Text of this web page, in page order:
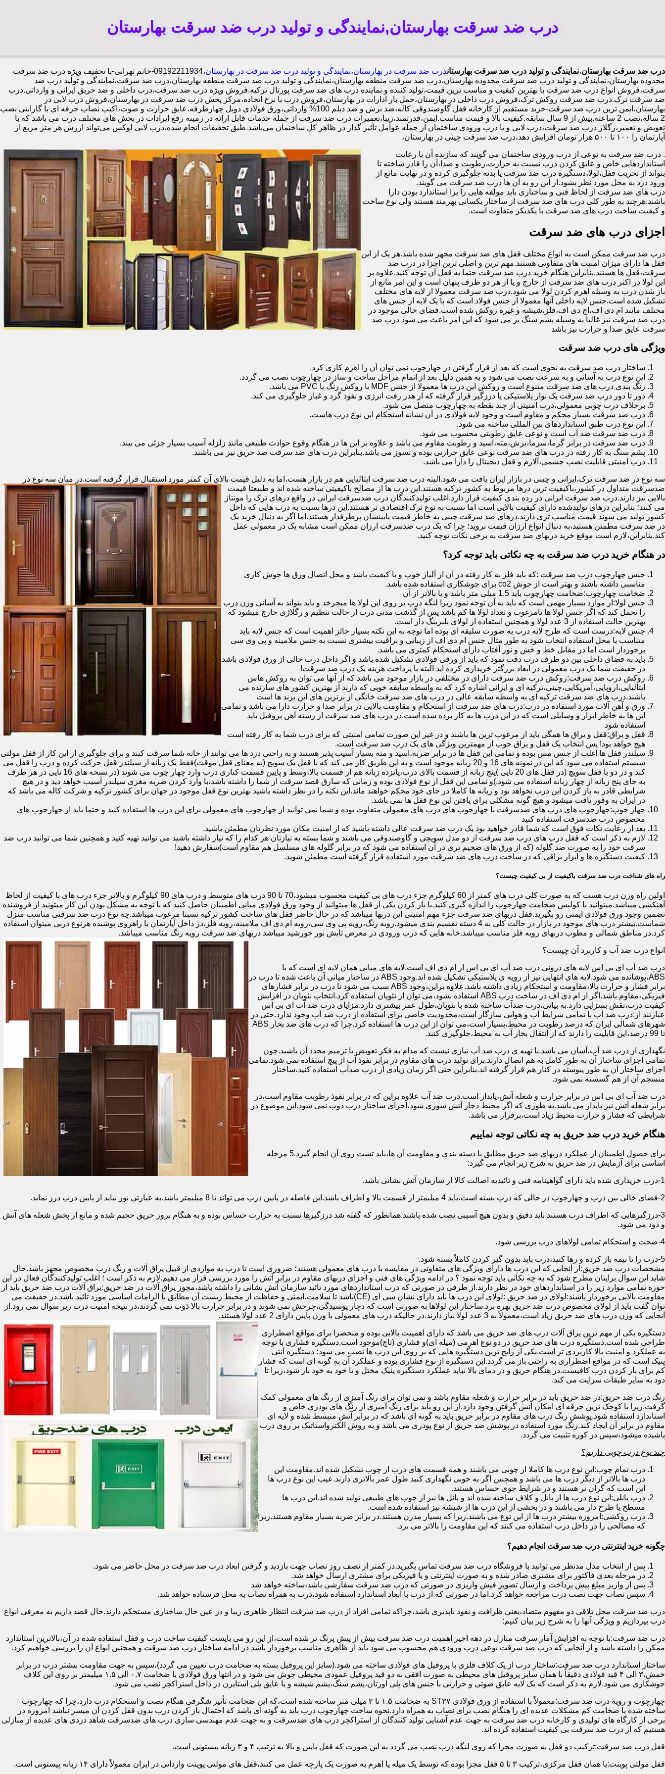
درب ضد سرقت بهارستان,نمایندگی و تولید درب ضد سرقت بهارستان
درب ضد سرقت بهارستان،نمایندگی و تولید درب ضد سرقت بهارستاندرب ضد سرقت در بهارستان،نمایندگی و تولید درب ضد سرقت در بهارستان
،09192211934-خانم تهرانی-با تخفیف ویژه درب ضد سرقت
محدوده بهارستان،نمایندگی و تولید درب ضد سرقت محدوده بهارستان،درب ضد سرقت منطقه بهارستان،نمایندگی و تولید درب ضد سرقت منطقه بهارستان،درب ضد سرقت،نمایندگی و تولید درب ضد
سرقت،فروش انواع درب ضد سرقت با بهترین کیفیت و مناسب ترین قیمت،تولید کننده و نماینده درب های ضد سرقت پورتال ترکیه.فروش ویژه درب ضد سرقت،درب داخلی و ضد حریق ایرانی و وارداتی.درب
ضد سرقت ترک.درب ضد سرقت روکش ترک،فروش درب داخلی در بهارستان،حمل بار ادارات در بهارستان،فروش درب با نرخ اتحاده،مرکز پخش درب ضد سرقت در بهارستان،فروش درب لابی در
بهارستان،ایمن ترین درب ضد سرقت-خرید مستقیم از کارخانه قفل گاوصندوقی کاله،ضد برش و ضد دیلم 100% وارداتی،ورق فولادی دوبل چهارطرفه،عایق حرارت و صوت،اکیپ نصاب حرفه ای با گارانتی نصب
2 ساله،نصب 2 ساعته.بیش از 9 سال سابقه.کیفیت بالا و قیمت مناسب.ایمن،قدرتمند،زیبا،تعمیرات درب ضد سرقت از جمله خدمات قابل ارائه در زمینه رفع ایرادات در بخش های مختلف درب می باشد که با
تعویض و تعمیر،رگلاژ درب ضد سرقت،درب لابی و یا درب ورودی ساختمان از جمله عوامل تأثیر گذار در ظاهر کل ساختمان می‌باشد.طبق تحقیقات انجام شده،درب لابی لوکس می‌تواند ارزش هر متر مربع از
آپارتمان را ۱۰۰ تا ۵۰۰ هزار تومان افزایش دهد،درب ضد سرقت چینی در بهارستان،
. درب ضد سرقت به نوعی از درب ورودی ساختمان می گویند که سازنده آن با رعایت
استانداردهایی خاص و عایق کردن درب نسبت به حرارت،رطوبت و صدا،آن را قادر ساخته تا
بتواند از تخریب قفل،لولا،دستگیره درب ضد سرقت یا بدنه جلوگیری کرده و در نهایت مانع از
ورود دزد به محل مورد نظر بشود.از این رو به آن ها درب ضد سرقت می گویند.
درب های ضد سرقت از لحاظ فنی و ساختاری باید مولفه هایی را برا استاندارد بودن دارا
باشند.هرچند به طور کلی درب های ضد سرقت از ساختار یکسانی بهرمند هستند ولی نوع ساخت
و کیفیت ساخت درب های ضد سرقت با یکدیکر متفاوت است.
اجزای درب های ضد سرقت
درب ضد سرقت ممکن است به انواع مختلف قفل های ضد سرقت مجهز شده باشد.هر یک از این
قفل ها دارای میزان امنیت های متفاوتی هستند.مهم ترین و اصلی ترین اجزا در درب ضد
سرقت،قفل ها هستند.بنابراین هنگام خرید درب ضد سرقت حتما به قفل آن توجه کنید.علاوه بر
این لولا در اکثر درب های ضد سرقت از خارج و یا از هر دو طرف پنهان است و این امر مانع از
باز شدن درب به وسیله اهرم کردن لولا می شود.درب ضد سرقت معمولا از لایه های مختلف
تشکیل شده است.جنس لایه داخلی آنها معمولا از جنس فولاد است که با یک لایه از جنس های
مختلف مانند ام دی اف،اچ دی اف،فلز،شیشه و غیره روکش شده است.فضای خالی موجود در
درب ضد سرقت نیز غالبا به وسیله پشم سنگ پر می شود که این امر باعث می شود درب ضد
سرقت عایق صدا و حرارت نیز باشد
ویژگی های درب ضد سرقت
ساختار درب ضد سرقت به نحوی است که بعد از قرار گرفتن در چهارچوب نمی توان آن را اهرم کاری کرد.
این نوع درب به آسانی و به سرعت نصب می شود و به همین دلیل بعد از اتمام مراحل ساخت و ساز در چهارچوب نصب می گردد.
رنگ بندی درب های ضد سرقت متنوع است و روکش این درب ها معمولا از جنس MDF با روکش رنگ یا PVC می باشد.
دور تا دور درب ضد سرقت یک نوار پلاستیکی یا درزگیر قرار گرفته که از هدر رفت انرژی و نفوذ گرد و غبار جلوگیری می کند.
برخلاف درب چوبی معمولی،درب امنیتی از چند نقطه به چهارچوب متصل می شود.
درب ضد سرقت بسیار محکم و مقاوم است و وجود لایه فولادی در آن نشانه استحکام این نوع درب هاست.
این نوع درب طبق استانداردهای بین المللی ساخته می شود.
درب ضد سرقت ضد آب است و نوعی عایق رطوبتی محسوب می شود.
درب ضد سرقت در برابر گرما،سرما،برش،مته،اسید و رطوبت مقاوم می باشد و علاوه بر این ها در هنگام وقوع حوادث طبیعی مانند زلزله آسیب بسیار جزئی می بیند.
پشم سنگ به کار رفته در درب های ضد سرقت نوعی عایق حرارتی بوده و نسوز می باشد.بنابراین درب های ضد سرقت ضد حریق نیز می باشند.
درب امنیتی قابلیت نصب چشمی،آلارم و قفل دیجیتال را دارا می باشد.
سه نوع در ضد سرقت ترک،ایرانی و چینی در بازار ایران یافت می شود.البته درب ضد سرقت ایتالیایی هم در بازار هست،اما به دلیل قیمت بالای آن کمتر مورد استقبال قرار گرفته است.در میان سه نوع در
ضدسرقت متداول در کشور،باکیفیت ترین درها مربوط به کشور ترکیه هستند.این درب ها از مصالح باکیفیتی ساخته شده اند و طبیعتا قیمت
بالایی نیز دارند.درب ضد سرقت ایرانی در رده بندی کیفیت قرار دارد.اغلب تولیدکنندگان درب ضدسرقت ایرانی در واقع درهای ترک را مونتاژ
می کنند؛ بنابراین درهای تولیدشده دارای کیفیت بالایی است اما نسبت به نوع ترک اقتصادی تر هستند.این درها نسبت به درب هایی که داخل
کشور تولید می شوند قیمت مناسب تری دارند.درهای ضد سرقت چینی به خاطر قیمت پایینشان پرطرفدار هستند.اما اگر به دنبال خرید یک
در ضد سرقت مطمئن هستید،به دنبال انواع ارزان قیمت نروید؛ چرا که یک درب ضدسرقت ارزان ممکن است مشابه یک در معمولی عمل
کند.بنابراین،لازم است موقع خرید دربهای ضد سرقت به برخی نکات توجه کنید.
در هنگام خرید درب ضد سرقت به چه نکاتی باید توجه کرد؟
جنس چهارچوب درب ضد سرقت :که باید فلز به کار رفته در آن از آلیاژ خوب و با کیفیت باشد و محل اتصال ورق ها جوش کاری
مناسبی داشته باشند و بهتر است از جوش co2 برای جوشکاری استفاده شده باشد.
ضخامت چهارچوب:ضخامت چهارچوب باید 1.5 میلی متر باشد و یا بالاتر از آن
جنس لولا:از موارد بسیار مهمی است که باید به آن توجه نمود زیرا لنگه درب بر روی این لولا ها میچرخد و باید بتواند به آسانی وزن درب
را تحمل کند که اگر جنس لولا ها نامرغوب و تعداد لولا ها کم باشد پس از گذشت مدتی درب از حالت تنظیم و رگلاژی خارج میشود که
بهترین حالت استفاده از 3 عدد لولا و همچنین استفاده از لولای بلبرینگ دار است.
جنس لایه:درست است که طرح لایه درب به صورت سلیقه ای بوده اما توجه به این نکته بسیار حائز اهمیت است که جنس لایه باید
متناسب با محل استفاده انتخاب شود به طور مثال جنس ام دی اف از زیبایی و براقیت بیشتری نسبت به جنس ملامینه و پی وی سی
برخوردار است اما در مقابل خط و خش و نور آفتاب دارای استحکام کمتری می باشد.
باید به فضای داخلی بین دو طرف درب دقت نمود که باید از ورقی فولادی تشکیل شده باشد و اگر داخل درب خالی از ورق فولادی باشد
در حقیقت شما یک درب معمولی در ابعاد بزرگتر خریداری کرده اید البته با پرداخت هزینه یک درب ضد سرقت!
روکش درب ضد سرقت:روکش درب ضد سرقت دارای در مختلفی در بازار موجود می باشد که از آنها می توان به روکش هاس
ایتالیایی،اروپایی،آمریکایی،چینی،ترکیه ای و ایرانی اشاره کرد که به واسطه سابقه خوبی که دارند از بهترین کشور های سازنده می
باشند.درب های ضد سرقت ترکیه ای به واسطه سابقه عالی در درب های ضد سرقت خانگی از برترین های این برند ها است
ورق و آهن آلات مورد استفاده در درب:درب های ضد سرقت از استحکام و مقاومت بالایی در برابر صدا و حرارت دارا می باشد و تمامی
این ها به خاطر ابزار و وسایلی است که در این درب ها به کار برده شده است.در درب های ضد سرقت از رشته آهن پروفیل باید
استفاده شود
قفل و یراق:قفل و یراق ها همگی باید از مرغوب ترین ها باشند و در غیر این صورت تمامی امنیتی که برای درب شما به کار رفته است
هیچ خواهد بود! پس انتخاب یک قفل و یراق خوب از مهمترین ویژگی های یک درب ضد سرقت است.
سیلندر قفل ها اغلب از جنس مس بوده و تمامی این قفل ها در برابر ضربه،اسید و مته بسیار آسیب پذیر هستند و به راحتی دزد ها می توانند از خانه شما سرقت کنند و برای جلوگیری از این کار از قفل مولتی
سیستم استفاده می شود که این در نمونه های 16 و 20 زبانه موجود است و به این طریق کار می کند که با قفل یک سویچ (به معنای قفل موقت)فقط یک زبانه از سیلندر قفل حرکت کرده و درب را قفل می
کند و در دو با قفل سویچ (در قفل های 20 تایی )پنج زبانه از قسمت بالای درب،پانزده زبانه هم از قسمت بالا،وسط و پایین قسمت کناری درب وارد چهار چوب می شوند (در نسخه های 16 تایی در هر طرف
به جای پنج زبانه از چهار زبانه استفاده می شود.)و تمامی این قفل از نوع فولادی بوده و زمانی که سارق قصد سرقت از شما را داشته باشد،با وارد کردن ضربه مغزی سیلندر آسیب خواهد دید و در هیچ
شرایطی قادر به باز کردن این درب نخواهد بود و زبانه ها کاملا در جای خود محکم خواهند ماند.این نکته را در نظر داشته باشید بهترین نوع قفل موجود در جهان برای کشور ترکیه و شرکت کاله می باشد که
در ایران به وفور یافت میشود و هیچ گونه مشکلی برای یافتن این نوع قفل ها نمی باشد.
چهار چوب:چهارچوب های درب های ضدسرقت با چهارچوب های درب های معمولی متفاوت بوده و شما نمی توانید از چهارچوب های معمولی برای این درب ها استفاده کنید و حتما باید از چهارچوب های
مخصوص درب ضدسرقت استفاده کنید
بعد از رعایت نکات فوق است که شما قادر خواهید بود یک درب ضد سرقت عالی داشته باشید که از امنیت مکان مورد نظرتان مطمئن باشید.
لازم به ذکر است که قفل درب های درب ضد سرقت از دو مدل سویچی و گاوصندوقی می باشند و شما بسته به نیازتان هر کدام را که نیاز داشته باشید می توانید تهیه کنید و همچنین شما می توانید درب ضد
سرقت خود را به صورت ضد گلوله (که از ورق های ضخیم تری در آن استفاده می شود که در برابر گلوله های مسلسل هم مقاوم است)سفارش دهید!
کیفیت دستگیره ها و ابزار یراقی که در ساخت درب های ضد سرقت مورد استفاده قرار گرفته است مطمئن شوید.
راه های شناخت درب ضد سرقت باکیفیت از بی کیفیت چیست؟
اولین راه وزن درب هست که به صورت کلی درب های کمتر از 60 کیلوگرم جزء درب های بی کیفیت محسوب میشود،70 تا 90 درب های متوسط و درب های 90 کیلوگرم و بالاتر جزء درب های با کیفیت از لحاظ
آهنکشی میباشد.میتوانید با کولیس ضخامت چهارچوب را اندازه گیری کنید.با باز کردن یکی از قفل ها میتوانید از وجود ورق فولادی میانی اطمینان حاصل کنید که با توجه به مشکل بودن این کار میتونید از فروشنده
تضمین وجود ورق فولادی ایمنی رو بگیرید.قفل دربهای ضد سرقت جزء مهم امنیتی این دربها میباشد که در حال حاضر قفل های ساخت کشور ترکیه نسبتا مرغوب میباشد.چه نوع درب ضد سرقتی مناسب منزل
شماست.بیشتر درب های موجود در بازار در حالت کلی به 4 دسته تقسیم بندی میشود.رویه رنگ،رویه پی وی سی،رویه ام دی اف ملامینه،رویه فلز،در داخل آپارتمان با راهروی پوشیده هرنوع دربی میتوان استفاده
کرد.در مناطق شمالی و مطوب دربهای رویه فلز مناسب میباشد.خانه هایی که درب ورودی در معرض تابش نور خورشید میباشد دربهای ضد سرقت رویه رنگ مناسب میباشد.
انواع درب ضد آب و کاربرد آن چیست؟
درب ضد آب ای بی اس لایه های درونی درب ضد آب ای بی اس از ام دی اف است.لایه های میانی همان لایه ای است که با
ABS،پوشانده می شود.لایه های انتهایی نیز از رویه ی پلاستیکی تشکیل شده اند.وجود ABS در ساختار میانی آن باعث شده تا درب در
برابر فشار و حرارت بالا،مقاومت و استحکام زیادی داشته باشد.علاوه براین،وجود ABS سبب می شود تا درب در برابر فشارهای
فیزیکی،مقاوم باشد.اگر از ام دی اف در ساخت درب ABS استفاده نشود،می توان از نئوپان استفاده کرد.انتخاب نئوپان در افزایش
کیفیت درب،نقش بسزایی دارد.به بیانی،درب ضدآب ساخته شده با نئوپان،طول عمر بیشتری دارد.مزایای درب ضد آب ای بی اس
عبارتند از:درب ضد آب با تمامی شرایط آب و هوایی سازگار است،محدودیت خاصی برای استفاده از درب ضد آب وجود ندارد.حتی در
شهرهای شمالی ایران که درصد رطوبت در محیط،بسیار است،می توان از این درب ها استفاده کرد.چرا که درب های ضد بخار ABS
تا 99 درصد،این قابلیت را دارند که از انتقال بخار آب به محیط،جلوگیری کنند.
نگهداری از درب ضد آب،آسان می باشد.با تهیه ی درب ضد آب نیازی نیست که مدام به فکر تعویض یا ترمیم مجدد آن باشید.چون
تمامی اجزای ساختار آن به طور کامل به هم اتصال دارند.برای تولید درب های مقاوم در برابر نفوذ آب از پیچ استفاده نمی شود.تمامی
اجزای ساختار آن به طور پیوسته در کنار هم قرار گرفته اند.بنابراین حتی اگر زمان زیادی از درب ضدآب استفاده کنید،ساختار
منسجم آن از هم گسسته نمی شود.
درب ضد آب ای بی اس در برابر حرارت و شعله آتش،پایدار است.درب ضد آب علاوه براین که در برابر نفوذ رطوبت مقاوم است،در
برابر شعله آتش نیز پایدار می باشد.به طوری که اگر محیط دچار آتش سوزی شود،اجزای ساختار درب ذوب نمی شود.این موضوع در
شرایطی که فشار و حرارت محیط زیاد است،برقرار می باشد.
هنگام خرید درب ضد حریق به چه نکاتی توجه نماییم
برای حصول اطمینان از عملکرد دربهای ضد حریق مطابق با دسته بندی و مقاومت آن ها،باید تست روی آن انجام گیرد.5 مرحله
اساسی برای آزمایش در ضد حریق به شرح زیر انجام می گیرد:
1-درب خریداری شده باید دارای گواهینامه فنی و تائیدیه اصالت کالا از سازمان آتش نشانی باشد.
2-فضای خالی بین درب و چهارچوب در حالی که درب بسته است،باید 4 میلیمتر از قسمت بالا و اطراف باشد.این فاصله در پایین درب می تواند تا 8 میلیمتر باشد.به عبارتی نور نباید از پایین درب درز نماید.
3-درزگیرهایی که اطراف درب هستند باید دقیق و بدون هیچ آسیبی نصب شده باشند.همانطور که گفته شد درزگیرها نسبت به حرارت حساس بوده و به هنگام بروز حریق حجیم شده و مانع از پخش شعله های آتش
و دود می شود.
4-صحت و استحکام تمامی لولاهای درب بررسی شود.
5-درب را تا نیمه باز کرده و رها کنید،درب باید بدون گیر کردن کاملاً بسته شود.
مشخصات درب ضد حریق:از آنجایی که این درب ها دارای ویژگی های متفاوتی در مقایسه با درب های معمولی هستند؛ ضروری است تا درب به مواردی از قبیل یراق آلات و رنگ درب مخصوص مجهز باشد.حال
شاید این سوال برایتان مطرح شود که به چه نکاتی باید توجه نمود ؟ در ادامه ویژگی های فنی و اجزای دربهای مقاوم در برابر آتش را مورد بررسی قرار می دهیم.لازم به ذکر است ؛ اغلب تولیدکنندگان فعال در این
حوزه تمامی موارد زیر را در استانداردهای خود در نظر دارند.از طرفی در صورتی که درب استانداردهای مورد تائید سازمان آتش نشانی را داشته باشد،مجوز یراق آلات در ضد حریق:یراق آلات درب ضد حریق باید از
مقاومت بالایی برخوردار باشند:لولای در ضد حریق :لولای این درب ها باید دارای نشان سی ای (CE)باشد تا سلامت،ایمنی و حفاظت از محیط زیست آن مطابق با الزامات اساسی مورد تائید باشد.در حقیقت می
توان گفت باید از لولای مخصوص درب ضد حریق بهره برد.ساختار این لولاها به صورتی است که دچار پوسیدگی،چرخش نمی شوند و در برابر حرارت بالا ذوب نمی گردند،در نتیجه امنیت درب زیر سوال نمی رود.از
آنجایی که وزن درب های ضد حریق زیاد است،معمولاً به 3 عدد لولا نیاز دارند.در حالیکه درب های معمولی با وزن پایین دارای 2 عدد لولا هستند.
دستگیره یکی از مهم ترین یراق آلات درب های ضد حریق می باشد که دارای اهمییت بالایی بوده و منحصرا برای مواقع اضطراری
طراحی شده است.دستگیره درب های ضد حریق در دو نوع اهرمی (میله ای)و فشاری (تاچ)موجود است.دستگیره فشاری با توجه
به عملکرد و امنیت بالا کاربردی تر است.یکی از رایج ترین دستگیره هایی که بر روی این درب ها نصب می شود؛ دستگیره آنتی
پنیک است که در مواقع اضطراری به راحتی باز می گردد.این دستگیره از نوع فشاری بوده و عملکرد آن به گونه ای است که فشار
کم برای باز کردن درب کافیست.در هنگام حریق و در دمای بالا نباید عملکرد دستگیره پنیک مختل و یا خود به خود باز شود،زیرا تا
دود به سایر طبقات سرایت می کند.
رنگ درب ضد حریق:در ضد حریق باید در برابر حرارت و شعله مقاوم باشد و نمی توان برای رنگ آمیزی از رنگ های معمولی کمک
گرفت.زیرا با کوچک ترین جرقه ای امکان آتش گرفتن وجود دارد.از این رو باید برای رنگ آمیزی از رنگ های پودری خاص و
استاندارد استفاده شود.پوشش رنگ درب های مقاوم در برابر حریق باید به گونه ای باشد که در برابر آتش منبسط شده و لایه ای
مقاوم در برابر آن ایجاد کند.رنگ مورد استفاده در پوشش ضد حریق از نوع پودری می باشد و به روش الکترواستاتیک بر روی درب
پاشیده میشود،سپس در کوره تثبیت می گردد.
چند نوع درب چوبی داریم؟
درب تمام چوب:این نوع درب ها کاملا از چوبی می باشند و همه قسمت های درب از چوب تشکیل شده اند.مقاومت این
درب ها بالاتر از دیگر درب ها می باشد و همچنین اگر به خوبی نگهداری کنید طول عمر بالاتری دارند.عیب این نوع درب ها
این است که گران تر هستند و در شرایط جوی حساس هستند.
درب پانلی:این نوع درب ها از پانل و کلاف ساخته شده اند و پانل ها نیز از چوب های طبیعی تولید شده اند.این درب ها
مسطح یا طرح دار می باشند و در بخشی از این درب ها از شیشه نیز استفاده شده است.
درب روکشی:امروزه بیشتر درب ها از این نوع می باشند.زیرا که بسیار مدرن هستند.در برابر ضربه بسیار مقاوم هستند.زیرا
که مصالحی را در داخل درب استفاده می کنند که این مقاومت را بالاتر می برد.
چگونه خرید اینترنتی درب ضد سرقت انجام دهیم؟
پس از انتخاب مدل مدنظر می توانید با فروشگاه درب ضد سرقت تماس بگیرید.در کمتر از نصف روز نصاب جهت بازدید و گرفتن ابعاد درب ضد سرقت در محل حاضر می شود.
در مرحله بعدی فاکتور برای مشتری صادر شده و به صورت اینترنتی و یا فیزیکی برای مشتری ارسال خواهد شد.
پس از واریز مبلغ پیش پرداخت و ارسال تصویر فیش واریزی در صورتی که درب ضد سرقت سفارشی باشد،ساخته خواهد شد
سپس نصاب جهت نصب درب مراجعه خواهد کرد.اما در صورتی که از درب با ابعاد استاندارد استفاده شود،درب به همراه نصاب به محل فرستاده خواهد شد.
درب ضد سرقت محل تلاقی دو مفهوم متضاد،یعنی ظرافت و نفوذ ناپذیری باشد،چراکه تمامی افراد از درب ضد سرقت انتظار ظاهری زیبا و در عین حال ساختاری مستحکم دارند.حال قصد داریم به معرفی انواع
درب بپردازیم و ویژگی آنها را به شرح زیر بیان کنیم:
درب ضد سرقت:با توجه به افزایش آمار سرقت منازل در دهه اخیر اهمیت درب ضد سرقت بیش از پیش پرنگ تر شده است،از این رو می بایست کیفیت ساخت درب و قفل استفاده شده در آن،بالاترین استاندارد
ممکن را داشته باشد و از آنجایی که درب ضد سرقت نوعی درب ورودی هم محسوب می شود باید از ظاهری مناسب برخوردار باشد در ادامه ساختار درب ضد سرقت و همچنین انواع آن را بررسی خواهیم کرد.
ساختار استاندارد درب ضد سرقت:ساختار درب از یک کلاف فلزی با پروفیل های فولادی ساخته می شود.(سایز این پروفیل بسته به ضخامت درب تعیین می گردد)،سپس به جهت مقاومت بیشتر درب در برابر
خمش،۳ الی ۴ قید فولادی دقیقاً با همان سایز پروفیل های محیطی به صورت افقی به دو قید پروفیل عمودی محیطی جوش می شود و در انتها ورق فولادی با ضخامت ۰.۷ الی ۱.۵ میلیمتر بر روی این کلاف
جوشکاری می شود.لازم به ذکر است که یک لایه عایق صوتی و حرارتی با جنس های پلی اورتان،پشم سنگ،پشم شیشه و یا عایق پلی استایرن در داخل استراکچر نصب می شود.
چهارچوب و رویه درب ضد سرقت:معمولاً با استفاده از ورق فولادی ST۳۷ به ضخامت ۱.۵ تا ۲ میلی متر ساخته شده است،که این ضخامت تأثیر شگرفی هنگام نصب و استحکام درب دارد،چرا که چهارچوب
ساخته شده با ضخامت کم مشکلات عدیده ای را هنگام نصب برای نصاب به همراه دارد.نحوه ساخت چهارچوب درب باید به گونه ای باشد که احتمال باز کردن درب بدون قفل کردن آن میسر نباشد امروزه در
برخی از کارگاه های تولیدی و کارخانه درب ضد سرقت به جهت عدم آشنایی تولید کنندگان از استراکچر درب های ضدسرقت و به جهت عدم مهندسی سازی درب های ضدسرقت شاهد دزدی های عدیده از منازلی
هستیم که از درب ضد سرقت بی کیفیت استفاده کرده اند.
قفل درب ضد سرقت:ترکیب دو قفل به صورت مجزا که روی لنگه درب نصب می گردد به این صورت که قفل پایین و بالا به ترتیب ۴ و ۳ زبانه پیستونی است.
قفل مولتی پوینت:یا همان قفل مرکزی،ترکیب ۳ تا ۵ قفل مجزا بوده که توسط یک میله یا اهرم به صورت یک پارچه عمل می کنند،قفل های مولتی پوینت وارداتی در ایران معمولاً دارای ۱۴ زبانه پیستونی است.